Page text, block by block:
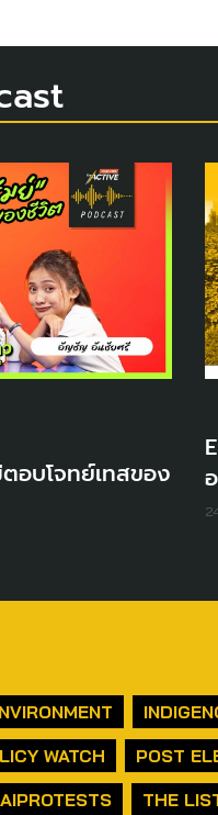
ตอบโจทย์เทสของ
WATCH POST
THE